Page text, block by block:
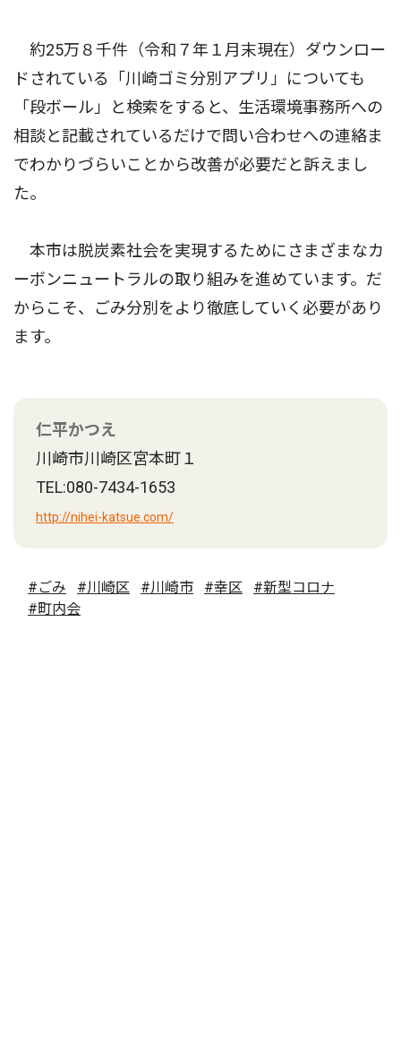
約25万８千件（令和７年１月末現在）ダウンロー
ドされている「川崎ゴミ分別アプリ」についても
「段ボール」と検索をすると、生活環境事務所への
相談と記載されているだけで問い合わせへの連絡ま
でわかりづらいことから改善が必要だと訴えまし
た。
本市は脱炭素社会を実現するためにさまざまなカ
ーボンニュートラルの取り組みを進めています。だ
からこそ、ごみ分別をより徹底していく必要があり
ます。
仁平かつえ
川崎市川崎区宮本町１
TEL:080-7434-1653
http://nihei-katsue.com/
#ごみ #川崎区 #川崎市 #幸区
#新型コロナ
#町内会